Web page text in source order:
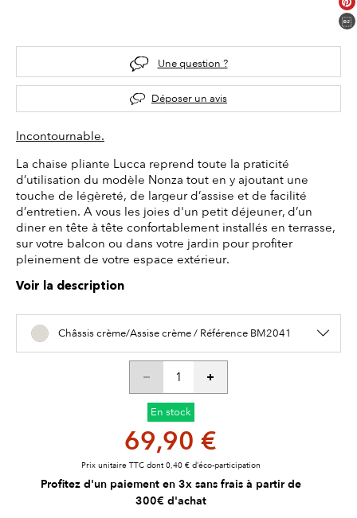
Une question ?
Déposer un avis
Incontournable.
La chaise pliante Lucca reprend toute la praticité
d’utilisation du modèle Nonza tout en y ajoutant une
touche de légèreté, de largeur d’assise et de facilité
d’entretien. A vous les joies d'un petit déjeuner, d’un
diner en tête à tête confortablement installés en terrasse,
sur votre balcon ou dans votre jardin pour profiter
pleinement de votre espace extérieur.
Voir la description
Châssis crème/Assise crème / Référence BM2041
En stock
69,90 €
Prix unitaire TTC dont 0,40 € d’éco-participation
Profitez d'un paiement en 3x sans frais à partir de
300€ d'achat